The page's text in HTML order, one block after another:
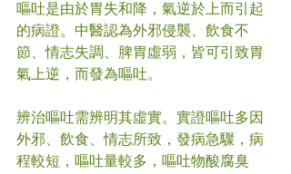
嘔吐是由於胃失和降，氣逆於上而引起
的病證。中醫認為外邪侵襲、飲食不
節、情志失調、脾胃虛弱，皆可引致胃
氣上逆，而發為嘔吐。
辨治嘔吐需辨明其虛實。實證嘔吐多因
外邪、飲食、情志所致，發病急驟，病
程較短，嘔吐量較多，嘔吐物酸腐臭